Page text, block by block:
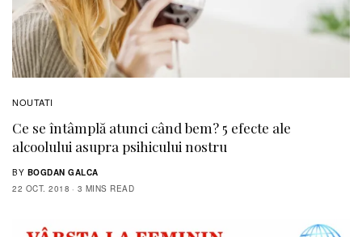
NOUTATI
Ce se întâmplă atunci când bem? 5 efecte ale
alcoolului asupra psihicului nostru
BY BOGDAN GALCA
22 OCT. 2018
3 MINS READ